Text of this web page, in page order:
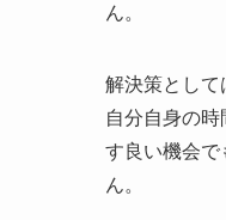
ん。
解決策として
自分自身の
す良い機会で
ん。